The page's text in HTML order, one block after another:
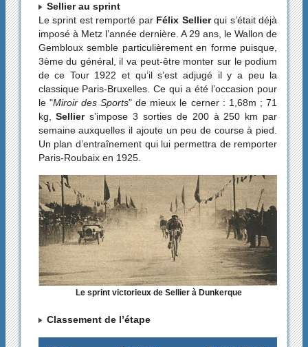
Sellier au sprint
Le sprint est remporté par Félix Sellierqui s’était déjà
imposé à Metz l’année dernière. A 29 ans, le Wallon de
Gembloux semble particulièrement en forme puisque,
3ème du général, il va peut-être monter sur le podium
de ce Tour 1922 et qu’il s’est adjugé il y a peu la
classique Paris-Bruxelles. Ce qui a été l’occasion pour
le "Miroir des Sports" de mieux le cerner : 1,68m ; 71
kg,Selliers’impose 3 sorties de 200 à 250 km par
semaine auxquelles il ajoute un peu de course à pied.
Un plan d’entraînement qui lui permettra de remporter
Paris-Roubaix en 1925.
Le sprint victorieux de Sellier à Dunkerque
Classement de l’étape